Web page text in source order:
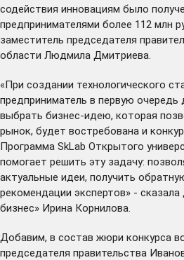
содействия инновациям было
предпринимателями более 112 млн
заместитель председателя
области Людмила Дмитриева.
«При создании технологического
предприниматель в первую очередь
выбрать бизнес-идею, которая
рынок, будет востребована и
Программа SkLab Открытого
помогает решить эту задачу:
актуальные идеи, получить
рекомендации экспертов» -
бизнес» Ирина Корнилова.
Добавим, в состав жюри конкурса
председателя правительства